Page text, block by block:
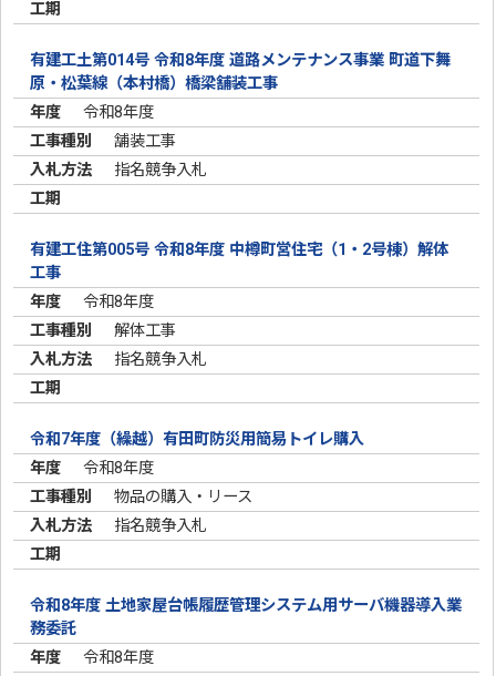
有建工土第014号 令和8年度 道路メンテナンス事業 町道下舞
原・松葉線（本村橋）橋梁舗装工事
令和8年度
舗装工事
指名競争入札
有建工住第005号 令和8年度 中樽町営住宅（1・2号棟）解体
工事
令和8年度
解体工事
指名競争入札
令和7年度（繰越）有田町防災用簡易トイレ購入
令和8年度
物品の購入・リース
指名競争入札
令和8年度 土地家屋台帳履歴管理システム用サーバ機器導入業
務委託
令和8年度